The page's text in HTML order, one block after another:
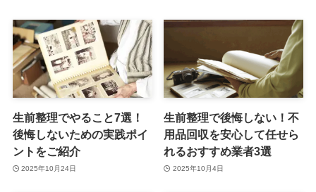
生前整理でやること7選！
後悔しないための実践ポイ
ントをご紹介
2025年10月24日
生前整理で後悔しない！不
用品回収を安心して任せら
れるおすすめ業者3選
2025年10月4日